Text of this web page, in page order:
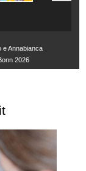
e Annabianca
2026